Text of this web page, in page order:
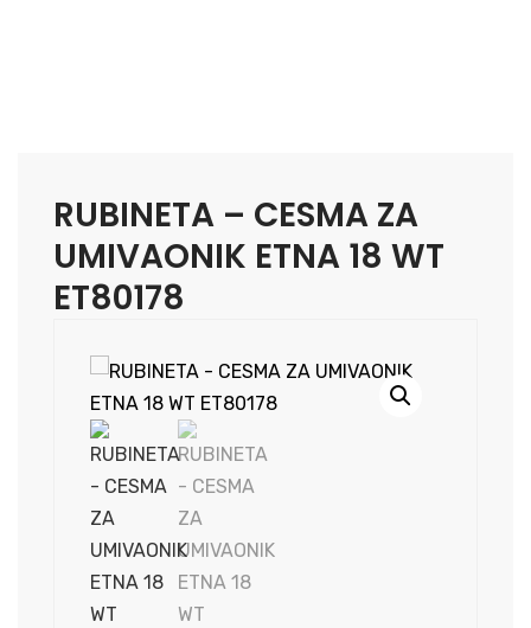
RUBINETA – CESMA ZA
UMIVAONIK ETNA 18 WT
ET80178